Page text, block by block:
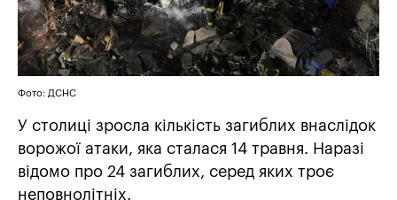
Фото: ДСНС
У столиці зросла кількість загиблих внаслідок
ворожої атаки, яка сталася 14 травня. Наразі
відомо про 24 загиблих, серед яких троє
неповнолітніх.